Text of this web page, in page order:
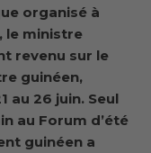
organisé à
le ministre
revenu sur le
guinéen,
au 26 juin. Seul
au Forum d’été
guinéen a